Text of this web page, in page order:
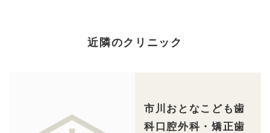
近隣のクリニック
市川おとなこども歯
科口腔外科・矯正歯